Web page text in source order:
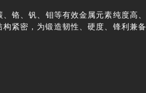
铬、钒、钼等有效金属元素纯度高、
紧密，为锻造韧性、硬度、锋利兼备